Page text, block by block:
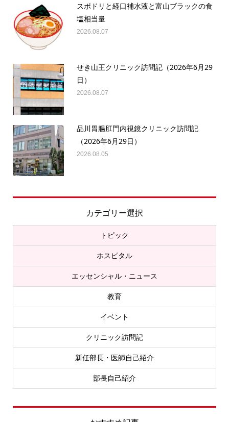
スポドリと経口補水液と富山ブラックの食
塩相当量
2026.08.07
せき山王クリニック訪問記（2026年6月29
日）
2026.08.07
品川胃腸肛門内視鏡クリニック訪問記
（2026年6月29日）
2026.08.05
カテゴリー選択
トピック
ホスピタル
エッセンシャル・ニュース
教育
イベント
クリニック訪問記
新任部長・医師自己紹介
部長自己紹介